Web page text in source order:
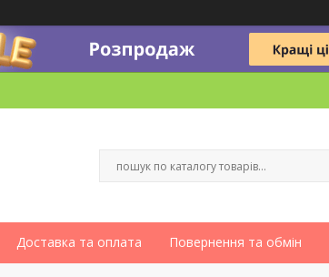
Доставка та оплата Повернення та обмін